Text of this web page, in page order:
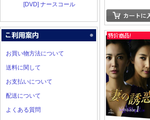
[DVD] ナースコール
お買い物方法について
送料に関して
お支払いについて
配送について
よくある質問